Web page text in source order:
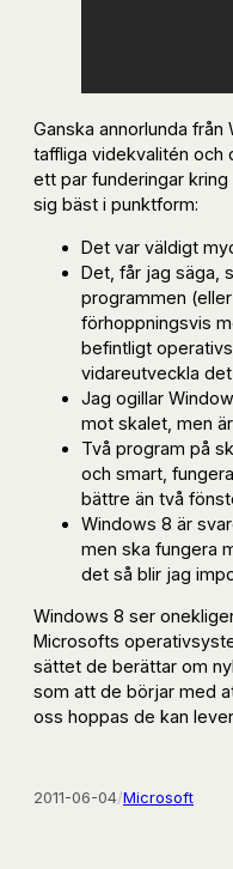
Ganska annorlunda
taffliga videkvalitén och
ett par funderingar
sig bäst i punktform:
Det var väldigt
Det, får jag säga,
programmen
förhoppningsvis
befintligt
vidareutveckla
Jag ogillar
mot skalet, men
Två program på
och smart,
bättre än två
Windows 8 är
men ska fungera
det så blir jag
Windows 8 ser
Microsofts
sättet de berättar om
som att de börjar med
oss hoppas de kan
2011-06-04/Microsoft